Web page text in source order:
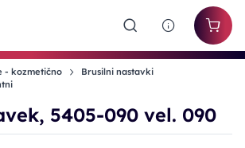
- kozmetično
Brusilni nastavki
5405-090 vel. 090